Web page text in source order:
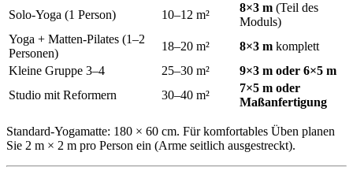
Solo-Yoga (1 Person)
10–12 m²
8×3 m (Teil des
Moduls)
Yoga + Matten-Pilates (1–2
Personen)
18–20 m² 8×3 m komplett
Kleine Gruppe 3–4
25–30 m²
9×3 m oder 6×5 m
Studio mit Reformern
30–40 m²
7×5 m oder
Maßanfertigung
Standard-Yogamatte: 180 × 60 cm. Für komfortables Üben planen
Sie 2 m × 2 m pro Person ein (Arme seitlich ausgestreckt).